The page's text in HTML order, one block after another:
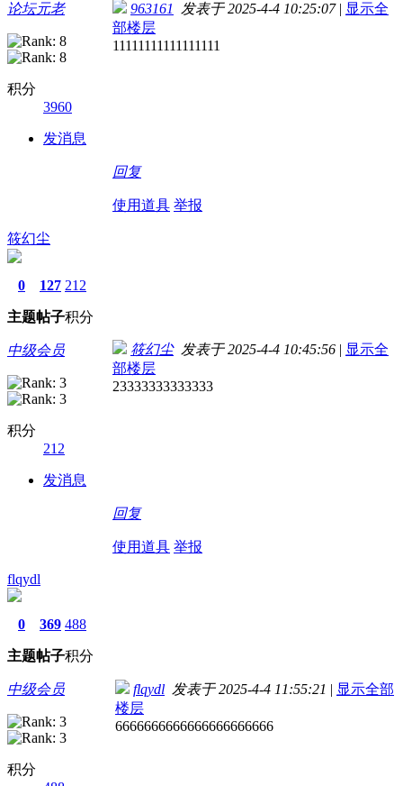
论坛元老
积分
3960
发消息
963161 发表于 2025-4-4 10:25:07 | 显示全
部楼层
11111111111111111
回复
使用道具 举报
筱幻尘
0
主题
127
帖子
212
积分
中级会员
积分
212
发消息
筱幻尘发表于 2025-4-4 10:45:56 | 显示全
部楼层
23333333333333
回复
使用道具 举报
flqydl
0
主题
369
帖子
488
积分
中级会员
积分
flqydl 发表于 2025-4-4 11:55:21 | 显示全部
楼层
6666666666666666666666